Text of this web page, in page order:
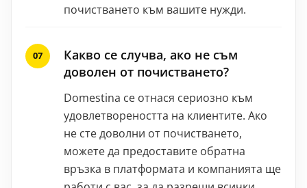
почистването към вашите нужди.
Какво се случва, ако не съм
доволен от почистването?
Domestina се отнася сериозно към
удовлетвореността на клиентите. Ако
не сте доволни от почистването,
можете да предоставите обратна
връзка в платформата и компанията ще